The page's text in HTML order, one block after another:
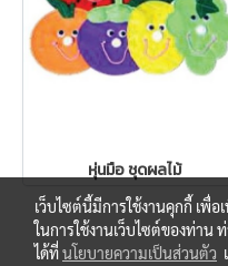
หุ่นมือ ชุดผลไม้
เว็บไซต์นี้มีการใช้งานคุกกี้ เ
ในการใช้งานเว็บไซต์ของท่าน
ได้ที่นโยบายความเป็นส่วนตัว